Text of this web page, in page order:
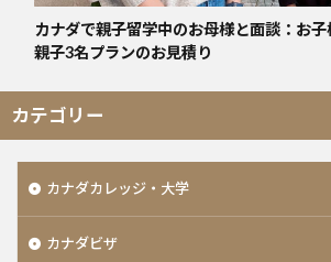
カナダで親子留学中のお母様と面談：お
親子3名プランのお見積り
カテゴリー
カナダカレッジ・大学
カナダビザ